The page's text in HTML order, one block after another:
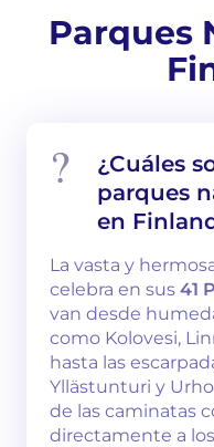
Parques
¿Cuáles
parques
en
La vasta y
celebra en sus 41
van desde
como Kolovesi,
hasta las
Yllästunturi y
de las caminatas
directamente a